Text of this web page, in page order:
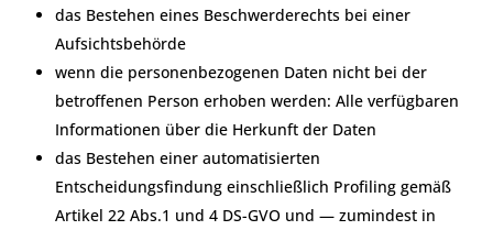
das Bestehen eines Beschwerderechts bei einer
Aufsichtsbehörde
wenn die personenbezogenen Daten nicht bei der
betroffenen Person erhoben werden: Alle verfügbaren
Informationen über die Herkunft der Daten
das Bestehen einer automatisierten
Entscheidungsfindung einschließlich Profiling gemäß
Artikel 22 Abs.1 und 4 DS-GVO und — zumindest in